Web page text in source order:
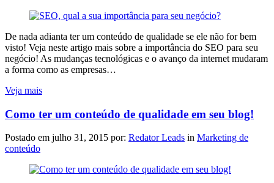
De nada adianta ter um conteúdo de qualidade se ele não for bem
visto! Veja neste artigo mais sobre a importância do SEO para seu
negócio! As mudanças tecnológicas e o avanço da internet mudaram
a forma como as empresas…
Veja mais
Como ter um conteúdo de qualidade em seu blog!
Postado em julho 31, 2015 por: Redator Leads in Marketing de
conteúdo